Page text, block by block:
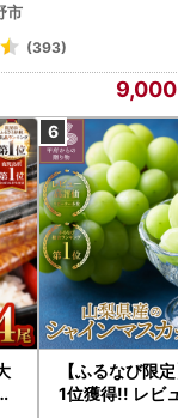
市
(393)
9,000
【ふるなび限
1位獲得!! レビ